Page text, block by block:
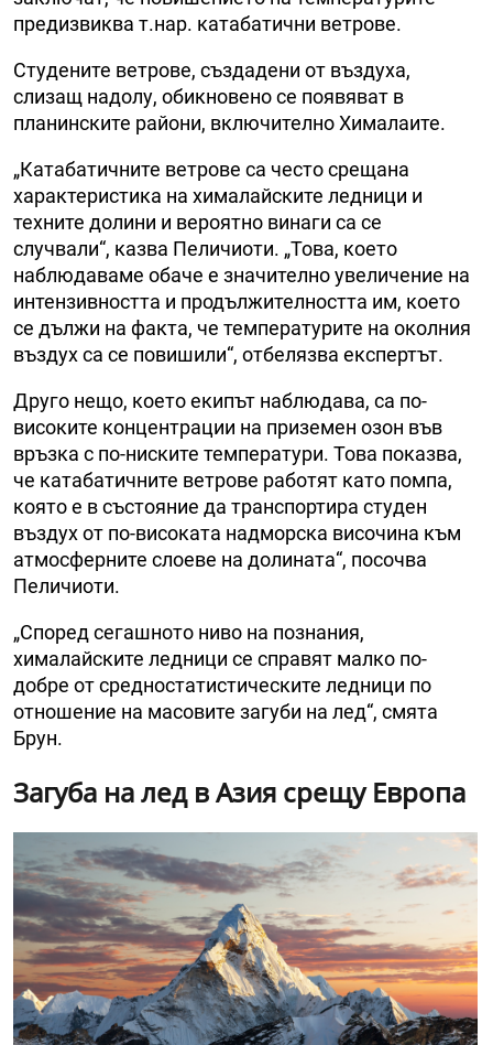
предизвиква т.нар. катабатични ветрове.
Студените ветрове, създадени от въздуха,
слизащ надолу, обикновено се появяват в
планинските райони, включително Хималаите.
„Катабатичните ветрове са често срещана
характеристика на хималайските ледници и
техните долини и вероятно винаги са се
случвали“, казва Пеличиоти. „Това, което
наблюдаваме обаче е значително увеличение на
интензивността и продължителността им, което
се дължи на факта, че температурите на околния
въздух са се повишили“, отбелязва експертът.
Друго нещо, което екипът наблюдава, са по-
високите концентрации на приземен озон във
връзка с по-ниските температури. Това показва,
че катабатичните ветрове работят като помпа,
която е в състояние да транспортира студен
въздух от по-високата надморска височина към
атмосферните слоеве на долината“, посочва
Пеличиоти.
„Според сегашното ниво на познания,
хималайските ледници се справят малко по-
добре от средностатистическите ледници по
отношение на масовите загуби на лед“, смята
Брун.
Загуба на лед в Азия срещу Европа